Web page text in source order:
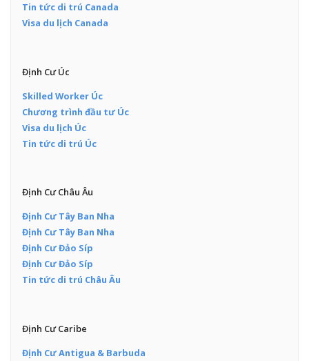
Tin tức di trú Canada
Visa du lịch Canada
Định Cư Úc
Skilled Worker Úc
Chương trình đầu tư Úc
Visa du lịch Úc
Tin tức di trú Úc
Định Cư Châu Âu
Định Cư Tây Ban Nha
Định Cư Tây Ban Nha
Định Cư Đảo Síp
Định Cư Đảo Síp
Tin tức di trú Châu Âu
Định Cư Caribe
Định Cư Antigua & Barbuda